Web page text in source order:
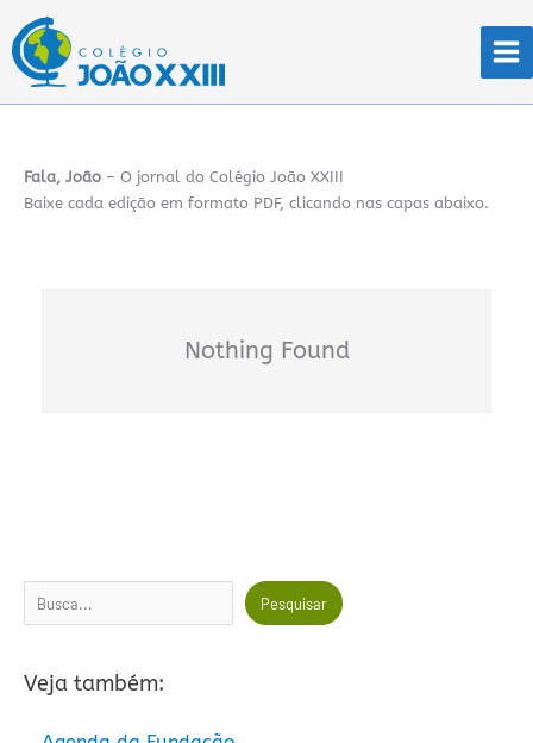
para
conteúdo
Fala, João – O jornal do Colégio João XXIII
Baixe cada edição em formato PDF, clicando nas capas abaixo.
Nothing Found
Pesquisar Pesquisar
Veja também: